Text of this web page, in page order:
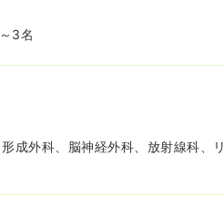
3名
成外科、脳神経外科、放射線科、リ